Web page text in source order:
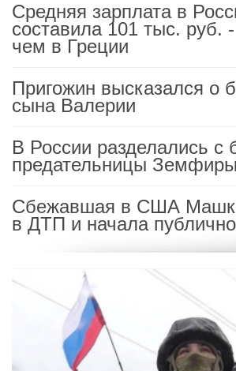
Средняя зарплата в
составила 101 тыс. руб.
чем в Греции
Пригожин высказался о
сына Валерии
В России разделались с
предательницы
Сбежавшая в США
в ДТП и начала